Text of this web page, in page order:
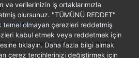
feedback
free to contact us through the chatbot.
ve verilerinizin iş ortaklarımızla
olursunuz. "TÜMÜNÜ REDDET"
temel olmayan çerezleri reddetmiş
kabul etmek veya reddetmek için
tıklayın. Daha fazla bilgi almak
çerez tercihlerinizi değiştirmek için